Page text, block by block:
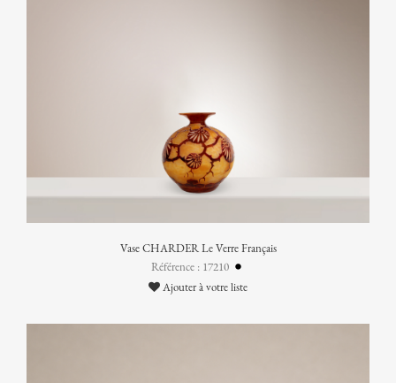
Vase CHARDER Le Verre Français
Référence : 17210
Ajouter à votre liste